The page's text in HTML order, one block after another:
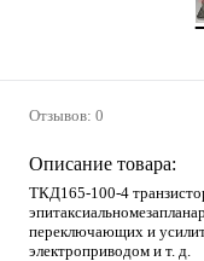
Отзывов: 0
Описание товара:
ТКД165-100-4
переключающих и
электроприводом и т. д.